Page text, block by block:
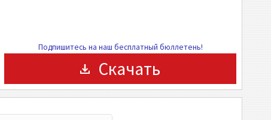
Подпишитесь на наш бесплатный бюллетень!
Скачать